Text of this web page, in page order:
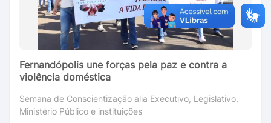
Fernandópolis une forças pela paz e contra a
violência doméstica
Semana de Conscientização alia Executivo, Legislativo,
Ministério Público e instituições